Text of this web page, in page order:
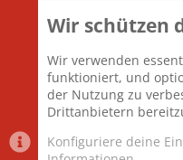
Themen
Mitglieder
Neuestes Mitglied
Wir schützen
Wir verwenden
funktioniert, und
der Nutzung zu
Drittanbietern
Konfiguriere deine